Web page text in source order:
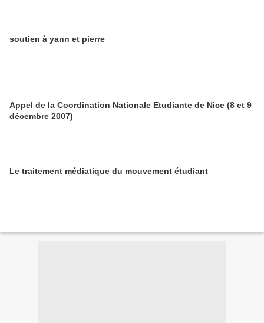
soutien à yann et pierre
Appel de la Coordination Nationale Etudiante de Nice (8 et 9
décembre 2007)
Le traitement médiatique du mouvement étudiant